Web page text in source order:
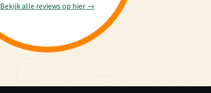
Bekijk alle reviews op hier →